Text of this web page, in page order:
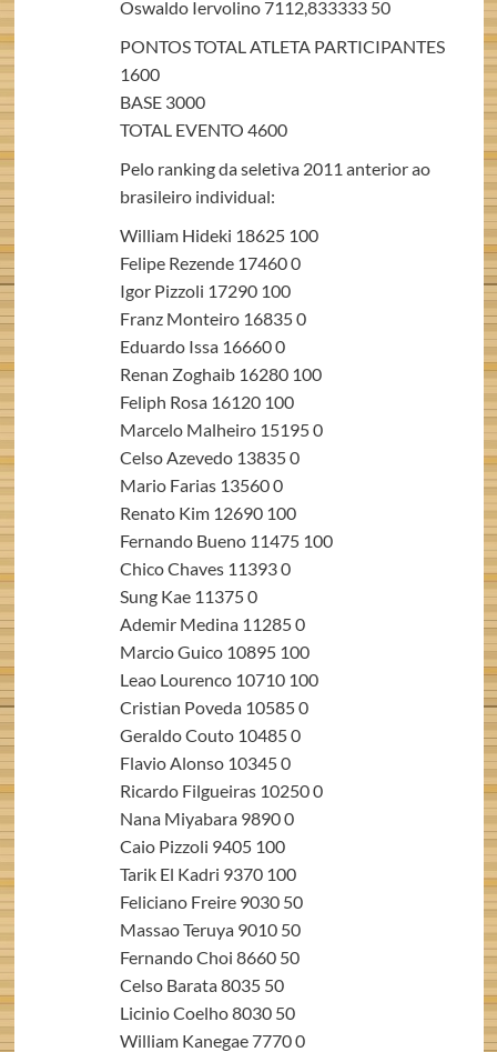
Oswaldo Iervolino 7112,833333 50
PONTOS TOTAL ATLETA PARTICIPANTES
1600
BASE 3000
TOTAL EVENTO 4600
Pelo ranking da seletiva 2011 anterior ao
brasileiro individual:
William Hideki 18625 100
Felipe Rezende 17460 0
Igor Pizzoli 17290 100
Franz Monteiro 16835 0
Eduardo Issa 16660 0
Renan Zoghaib 16280 100
Feliph Rosa 16120 100
Marcelo Malheiro 15195 0
Celso Azevedo 13835 0
Mario Farias 13560 0
Renato Kim 12690 100
Fernando Bueno 11475 100
Chico Chaves 11393 0
Sung Kae 11375 0
Ademir Medina 11285 0
Marcio Guico 10895 100
Leao Lourenco 10710 100
Cristian Poveda 10585 0
Geraldo Couto 10485 0
Flavio Alonso 10345 0
Ricardo Filgueiras 10250 0
Nana Miyabara 9890 0
Caio Pizzoli 9405 100
Tarik El Kadri 9370 100
Feliciano Freire 9030 50
Massao Teruya 9010 50
Fernando Choi 8660 50
Celso Barata 8035 50
Licinio Coelho 8030 50
William Kanegae 7770 0